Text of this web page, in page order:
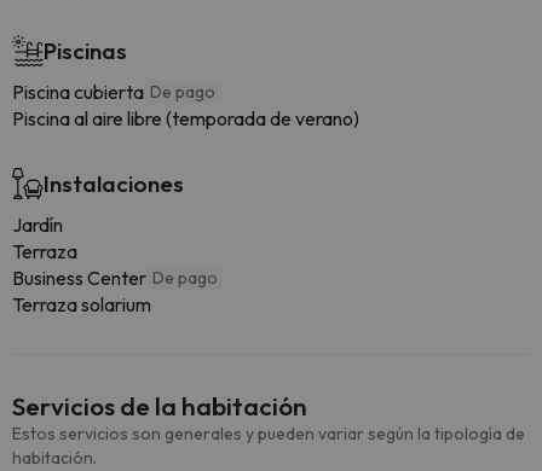
Piscinas
Piscina cubierta De pago
Piscina al aire libre (temporada de verano)
Instalaciones
Jardín
Terraza
Business Center De pago
Terraza solarium
Servicios de la habitación
Estos servicios son generales y pueden variar según la tipología de
habitación.